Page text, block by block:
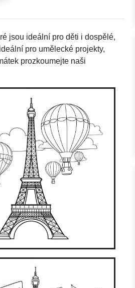
jsou ideální pro děti i dospělé,
pro umělecké projekty,
prozkoumejte naši